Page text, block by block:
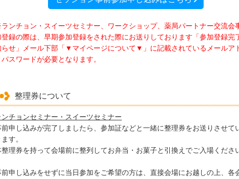
ンチョン・スイーツセミナー、ワークショップ、薬局パートナー交流会
登録の際は、早期参加登録をされた際にお送りしております「参加登録完
らせ」メール下部「▼マイページについて▼」に記載されているメールア
パスワードが必要となります。
整理券について
ンチョンセミナー・スイーツセミナー
前申し込みが完了しましたら、参加証などと一緒に整理券をお送りさせて
ます。
整理券を持って会場前に整列してお弁当・お菓子と引換えでご入場くださ
前申し込みをせずに当日参加をご希望の方は、直接会場にお越しの上、各